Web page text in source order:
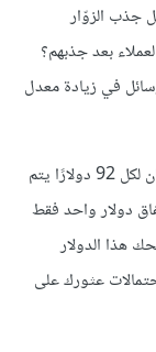
جذب الزوّار
بعد جذبهم؟
في زيادة معدل
صادر عن مؤسسة Econsultancy؛ فإن لكل 92 دولارًا يتم
دولار واحد فقط
هذا الدولار
عثورك على